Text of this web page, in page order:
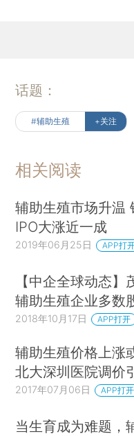
话题：
#辅助生殖 +关注
相关阅读
辅助生殖市场升温
IPO大涨近一成
2019年06月25日 APP打
【中企全球动态
辅助生殖企业多数
2018年10月17日 APP打开
辅助生殖价格上涨
北大深圳医院调价
2017年07月06日 APP打开
当生育成为难题，